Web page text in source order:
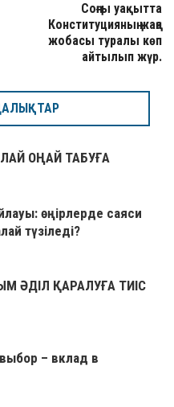
Соңғы уақытта
Конституцияның жаңа
жобасы туралы көп
айтылып жүр.
ОҢАЙ ТАБУҒА
өңірлерде саяси
түзіледі?
ӘДІЛ ҚАРАЛУҒА ТИІС
– вклад в